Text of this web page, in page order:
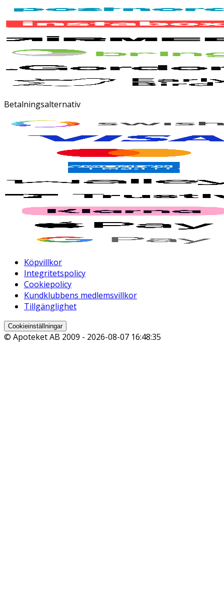
Betalningsalternativ
Köpvillkor
Integritetspolicy
Cookiepolicy
Kundklubbens medlemsvillkor
Tillgänglighet
Cookieinställningar
© Apoteket AB 2009 - 2026-08-07 16:48:35